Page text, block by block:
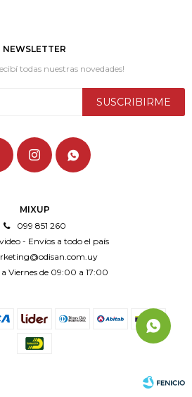
MIXUP
099 851 260
- Envíos a todo el país
a Viernes de 09:00 a 17:00
NEWSLETTER
todas nuestras novedades!
SUSCRIBIRME
 